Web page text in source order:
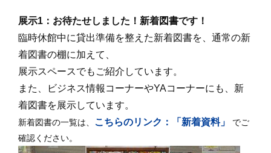
展示1：お待たせしました！新着図書です！
臨時休館中に貸出準備を整えた新着図書を、通常の新
着図書の棚に加えて、
展示スペースでもご紹介しています。
また、ビジネス情報コーナーやYAコーナーにも、新
着図書を展示しています。
新着図書の一覧は、 こちらのリンク：「新着資料」
でご
確認ください。